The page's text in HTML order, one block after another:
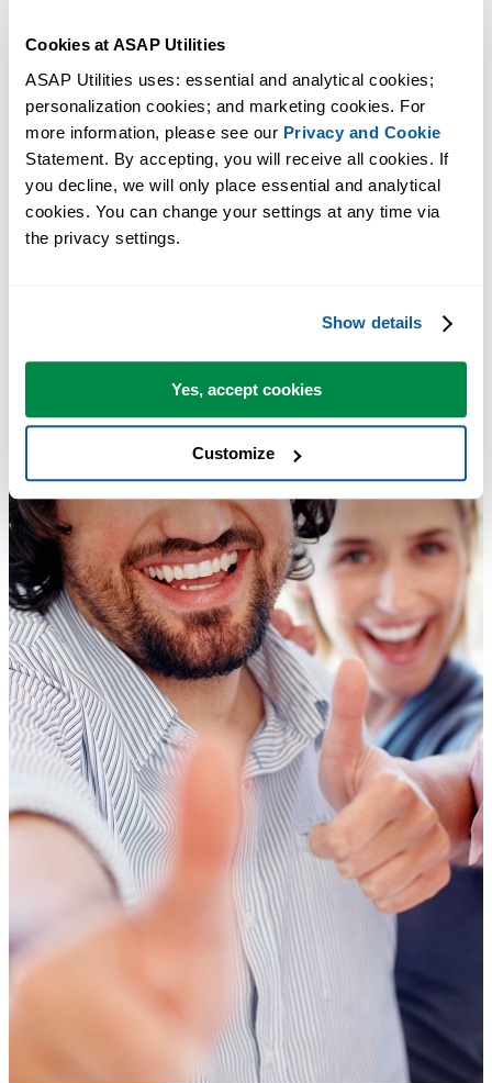
Cookies at ASAP Utilities
ASAP Utilities uses: essential and analytical cookies;
personalization cookies; and marketing cookies. For
more information, please see our Privacy and Cookie
Statement. By accepting, you will receive all cookies. If
you decline, we will only place essential and analytical
cookies. You can change your settings at any time via
the privacy settings.
Show details
Yes, accept cookies
Customize
Exibir o tipo da seleção
Dica:
Alt + N para a próxima ferramenta.